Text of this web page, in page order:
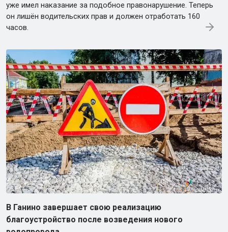
уже имел наказание за подобное правонарушение. Теперь
он лишён водительских прав и должен отработать 160
часов.
В Ганино завершает свою реализацию
благоустройство после возведения нового